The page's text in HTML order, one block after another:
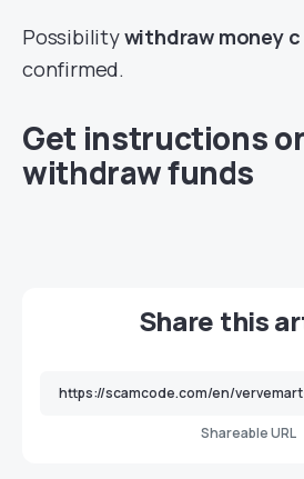
Possibilitywithdraw money
confirmed.
Get instructions
withdraw funds
Share this
Shareable URL